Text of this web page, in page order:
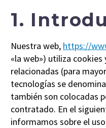
1.
Nuestra web, https://
«la web») utiliza
relacionadas (para
tecnologías se
también son colocadas
contratado. En el
informamos sobre el